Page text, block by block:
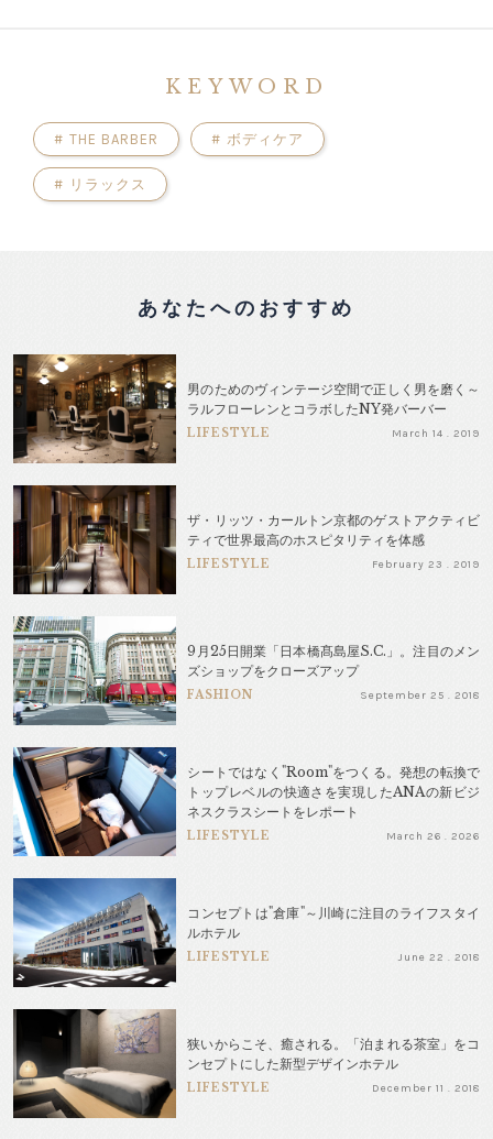
KEYWORD
# THE BARBER # ボディケア
# リラックス
あなたへのおすすめ
男のためのヴィンテージ空間で正しく男を磨く～
ラルフローレンとコラボしたNY発バーバー
LIFESTYLE March 14 . 2019
ザ・リッツ・カールトン京都のゲストアクティビ
ティで世界最高のホスピタリティを体感
LIFESTYLE February 23 . 2019
9月25日開業「日本橋髙島屋S.C.」。注目のメン
ズショップをクローズアップ
FASHION September 25 . 2018
シートではなく"Room"をつくる。発想の転換で
トップレベルの快適さを実現したANAの新ビジ
ネスクラスシートをレポート
LIFESTYLE March 26 . 2026
コンセプトは"倉庫"～川崎に注目のライフスタイ
ルホテル
LIFESTYLE June 22 . 2018
狭いからこそ、癒される。「泊まれる茶室」をコ
ンセプトにした新型デザインホテル
LIFESTYLE December 11 . 2018